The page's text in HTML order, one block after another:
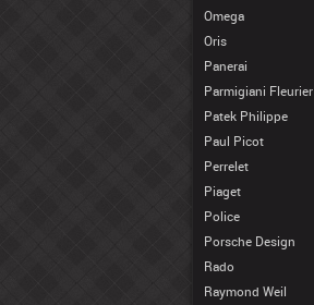
Omega
Oris
Panerai
Parmigiani Fleurier
Patek Philippe
Paul Picot
Perrelet
Piaget
Police
Porsche Design
Rado
Raymond Weil